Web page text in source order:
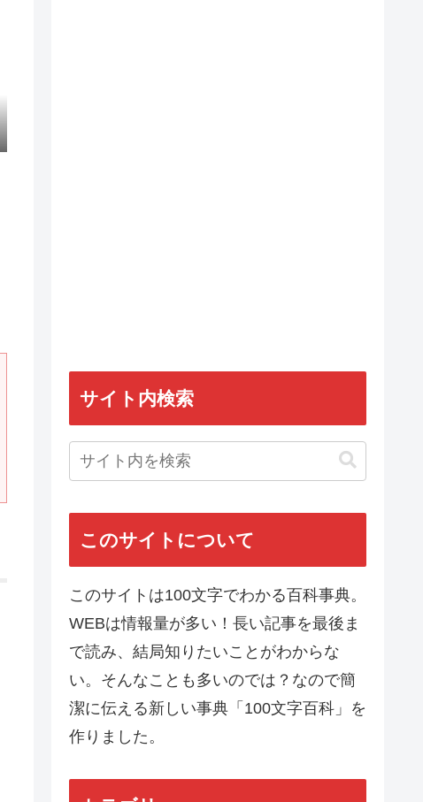
サイト内検索
このサイトについて
このサイトは100文字でわかる百科事典。
WEBは情報量が多い！長い記事を最後ま
で読み、結局知りたいことがわからな
い。そんなことも多いのでは？なので簡
潔に伝える新しい事典「100文字百科」を
作りました。